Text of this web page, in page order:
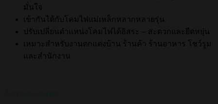
มั่นใจ
เข้ากันได้กับโคมไฟแม่เหล็กหลากหลายรุ่น
ปรับเปลี่ยนตำแหน่งโคมไฟได้อิสระ – สะดวกและยืดหยุ่น
เหมาะสำหรับงานตกแต่งบ้าน ร้านค้า ร้านอาหาร โชว์รูม
และสำนักงาน